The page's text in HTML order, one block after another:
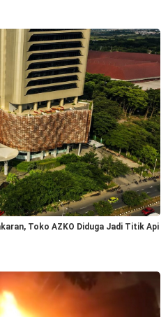
Toko AZKO Diduga Jadi Titik Api